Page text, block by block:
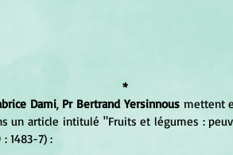
*
Dami, Pr Bertrand Yersinnous mettent
un article intitulé "Fruits et légumes :
1483-7) :